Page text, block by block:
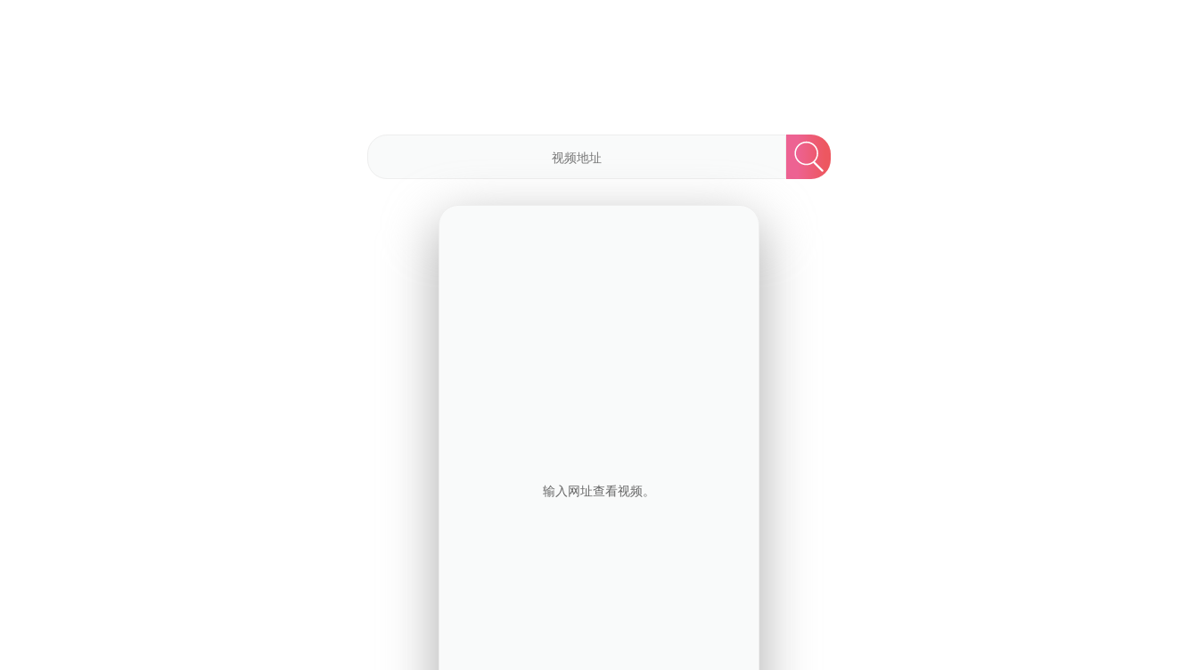
输入网址查看视频。